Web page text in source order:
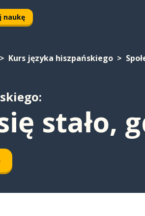
naukę
Kurs języka hiszpańskiego
stało,